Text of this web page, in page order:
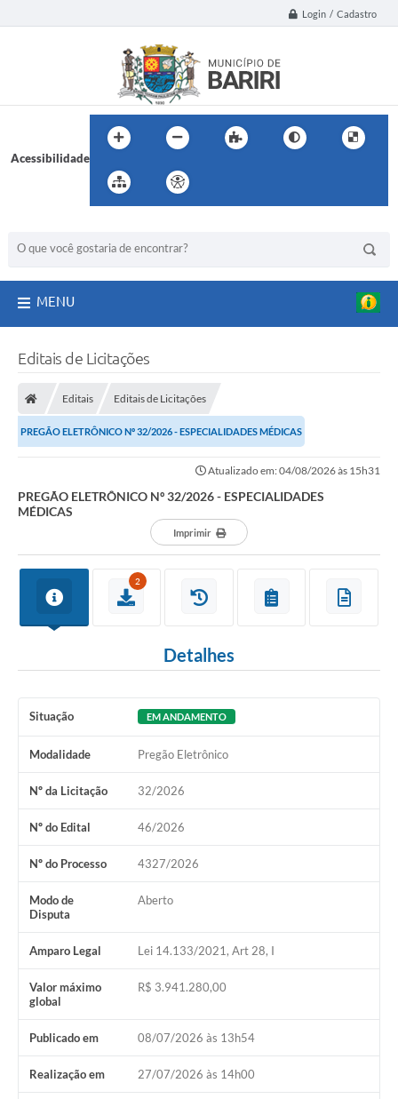
Login / Cadastro
Acessibilidade
MENU
Editais de Licitações
Editais Editais de Licitações
PREGÃO ELETRÔNICO Nº 32/2026 - ESPECIALIDADES MÉDICAS
Atualizado em: 04/08/2026 às 15h31
PREGÃO ELETRÔNICO Nº 32/2026 - ESPECIALIDADES
MÉDICAS
Imprimir
2
Detalhes
Situação EM ANDAMENTO
Modalidade Pregão Eletrônico
Nº da Licitação 32/2026
Nº do Edital 46/2026
Nº do Processo 4327/2026
Modo de
Disputa
Aberto
Amparo Legal Lei 14.133/2021, Art 28, I
Valor máximo
global
R$ 3.941.280,00
Publicado em 08/07/2026 às 13h54
Realização em 27/07/2026 às 14h00